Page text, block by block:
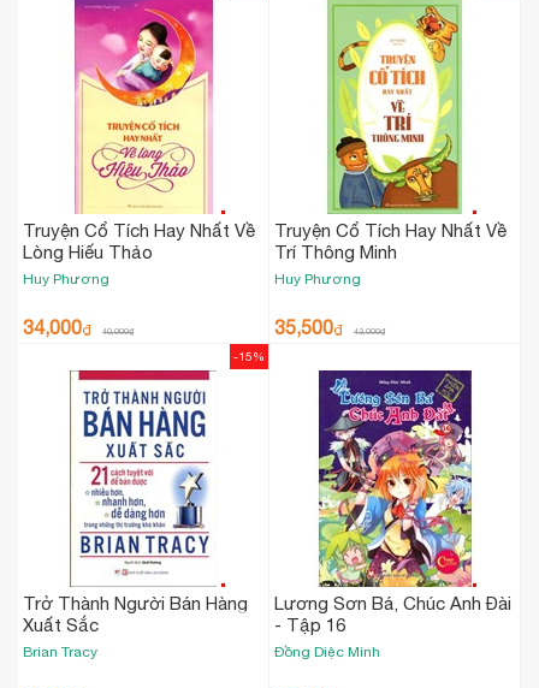
Truyện Cổ Tích Hay Nhất Về
Lòng Hiếu Thảo
Huy Phương
34,000₫ 40,000₫
Truyện Cổ Tích Hay Nhất Về
Trí Thông Minh
Huy Phương
35,500₫ 42,000₫
Trở Thành Người Bán Hàng
Xuất Sắc
Brian Tracy
-15%
Lương Sơn Bá, Chúc Anh Đài
- Tập 16
Đồng Diệc Minh